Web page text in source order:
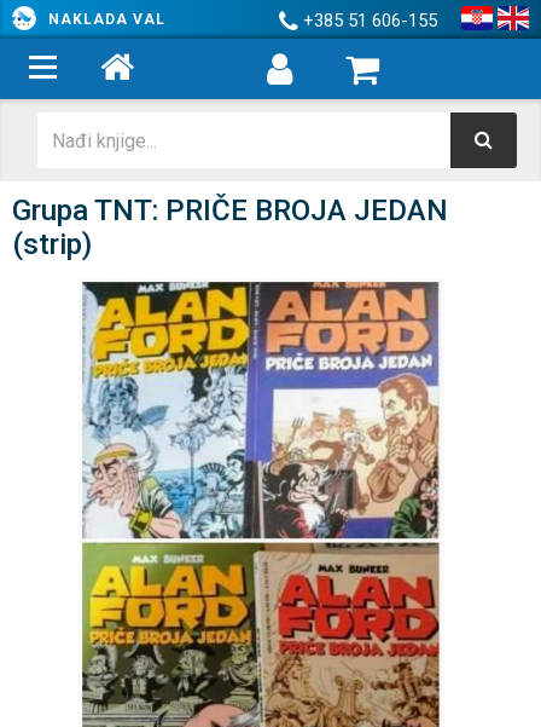
NAKLADA VAL +385 51 606-155
Grupa TNT: PRIČE BROJA JEDAN
(strip)